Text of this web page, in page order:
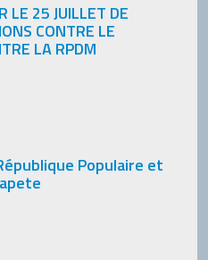
LE 25 JUILLET DE
CONTRE LE
LA RPDM
Populaire et